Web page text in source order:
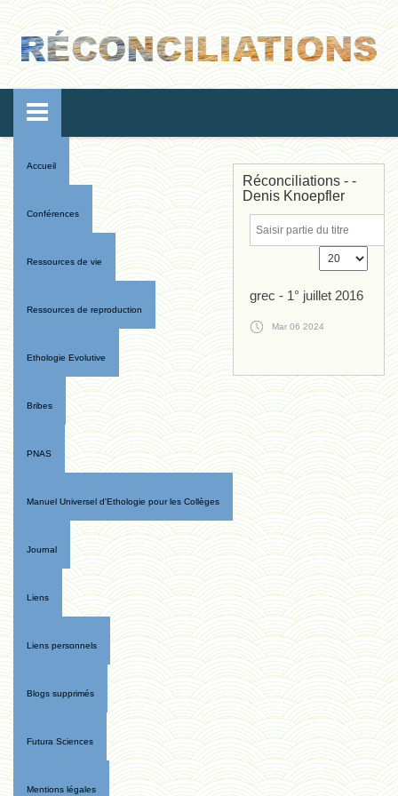
Accueil
Conférences
Ressources de vie
Ressources de reproduction
Ethologie Evolutive
Bribes
PNAS
Manuel Universel d'Ethologie pour les Collèges
Journal
Liens
Liens personnels
Blogs supprimés
Futura Sciences
Mentions légales
Réconciliations - -
Denis Knoepfler
grec - 1° juillet 2016
Mar 06 2024